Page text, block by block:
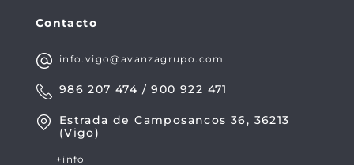
Contacto
info.vigo@avanzagrupo.com
986 207 474 / 900 922 471
Estrada de Camposancos 36, 36213
(Vigo)
+info